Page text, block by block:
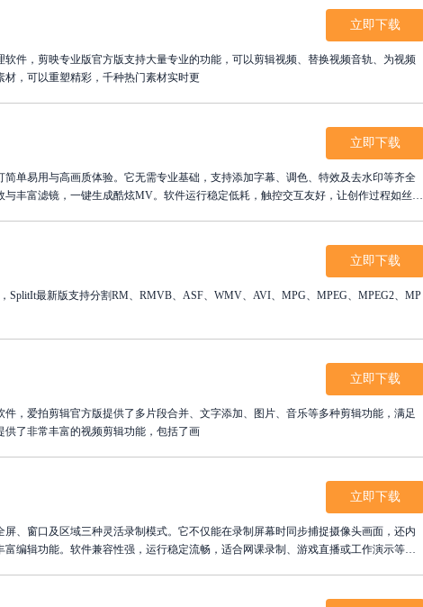
件，剪映专业版官方版支持大量专业的功能，可以剪辑视频、替换视频音轨、为视频
，可以重塑精彩，千种热门素材实时更
立即下载
单易用与高画质体验。它无需专业基础，支持添加字幕、调色、特效及去水印等齐全
丰富滤镜，一键生成酷炫MV。软件运行稳定低耗，触控交互友好，让创作过程如丝般
立即下载
SplitIt最新版支持分割RM、RMVB、ASF、WMV、AVI、MPG、MPEG、MPEG2、MP
立即下载
，爱拍剪辑官方版提供了多片段合并、文字添加、图片、音乐等多种剪辑功能，满足
了非常丰富的视频剪辑功能，包括了画
立即下载
、窗口及区域三种灵活录制模式。它不仅能在录制屏幕时同步捕捉摄像头画面，还内
编辑功能。软件兼容性强，运行稳定流畅，适合网课录制、游戏直播或工作演示等多
立即下载